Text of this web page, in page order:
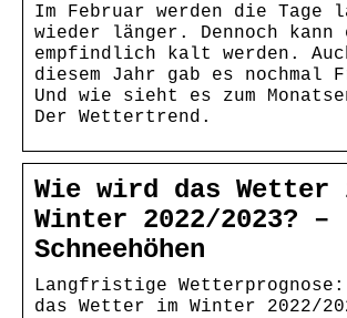
Im Februar werden die Tage
wieder länger. Dennoch kann
empfindlich kalt werden.
diesem Jahr gab es nochmal
Und wie sieht es zum
Der Wettertrend.
Wie wird das Wetter
Winter 2022/2023? –
Schneehöhen
Langfristige
das Wetter im Winter 2022/